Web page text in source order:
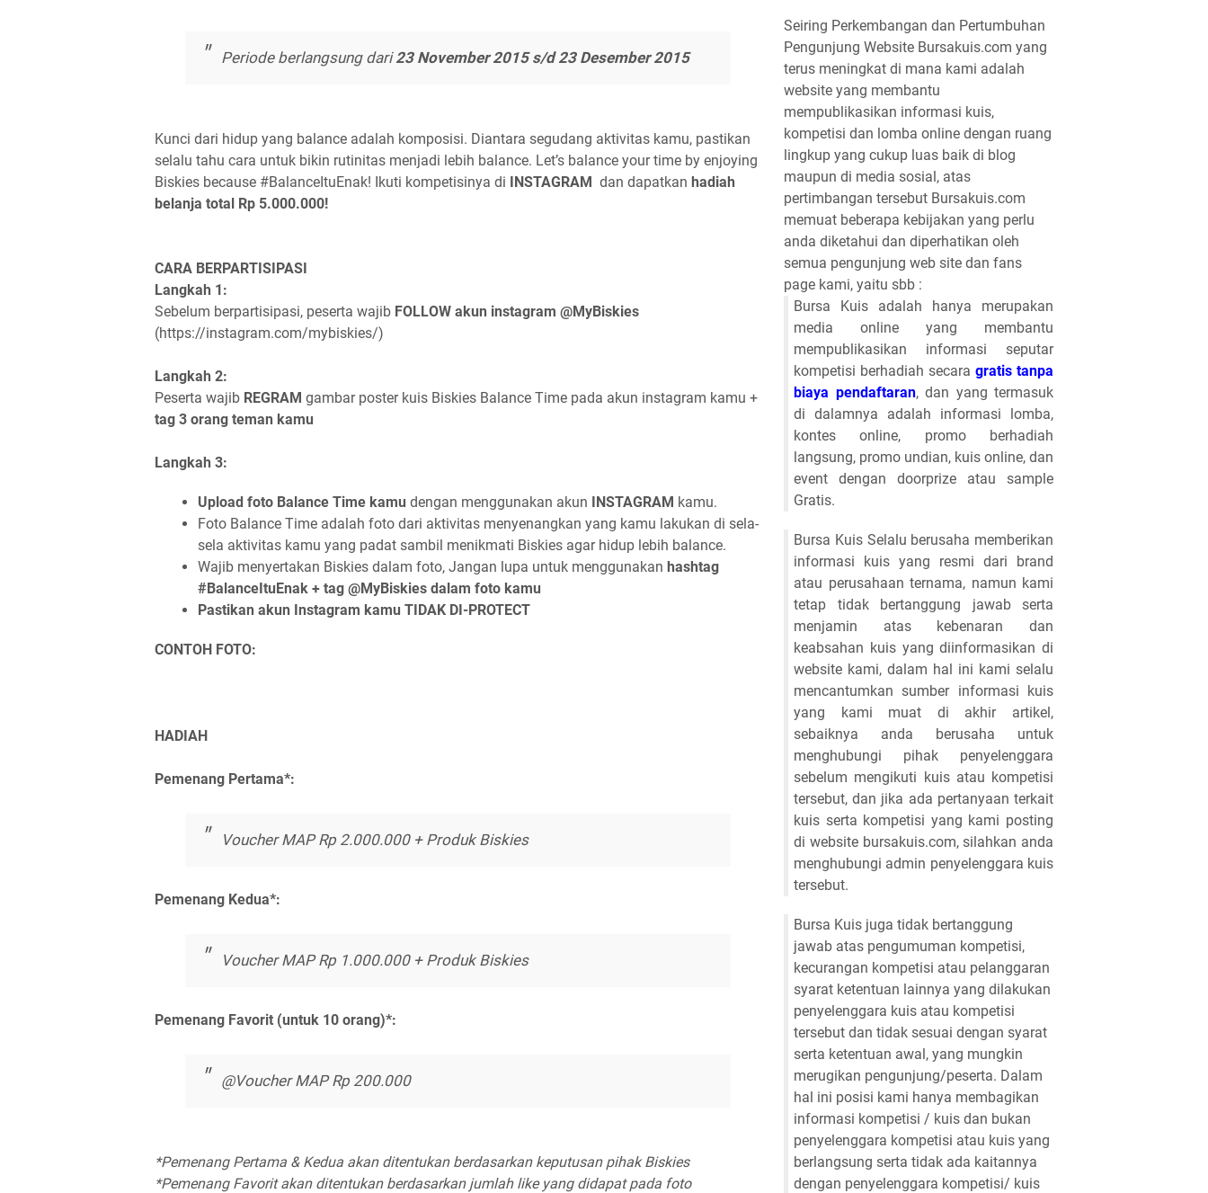
Periode berlangsung dari23 November 2015 s/d 23 Desember 2015
Kunci dari hidup yang balance adalah komposisi. Diantara segudang aktivitas kamu, pastikan
selalu tahu cara untuk bikin rutinitas menjadi lebih balance. Let’s balance your time by enjoying
Biskies because #BalanceItuEnak! Ikuti kompetisinya di
INSTAGRAM dan dapatkan hadiah
belanja total Rp 5.000.000!
CARA BERPARTISIPASI
Langkah 1:
Sebelum berpartisipasi, peserta wajib FOLLOW akun instagram @MyBiskies
(https://instagram.com/mybiskies/)
Langkah 2:
Peserta wajib REGRAM gambar poster kuis Biskies Balance Time pada akun instagram kamu +
tag 3 orang teman kamu
Langkah 3:
Upload foto Balance Time kamu dengan menggunakan akun INSTAGRAM kamu.
Foto Balance Time adalah foto dari aktivitas menyenangkan yang kamu lakukan di sela-
sela aktivitas kamu yang padat sambil menikmati Biskies agar hidup lebih balance.
Wajib menyertakan Biskies dalam foto, Jangan lupa untuk menggunakan hashtag
#BalanceItuEnak + tag @MyBiskies dalam foto kamu
Pastikan akun Instagram kamu TIDAK DI-PROTECT
CONTOH FOTO:
HADIAH
Pemenang Pertama*:
Voucher MAP Rp 2.000.000 + Produk Biskies
Pemenang Kedua*:
Voucher MAP Rp 1.000.000 + Produk Biskies
Pemenang Favorit (untuk 10 orang)*:
@Voucher MAP Rp 200.000
*Pemenang Pertama & Kedua akan ditentukan berdasarkan keputusan pihak Biskies
*Pemenang Favorit akan ditentukan berdasarkan jumlah like yang didapat pada foto
Seiring Perkembangan dan Pertumbuhan
Pengunjung Website Bursakuis.com yang
terus meningkat di mana kami adalah
website yang membantu
mempublikasikan informasi kuis,
kompetisi dan lomba online dengan ruang
lingkup yang cukup luas baik di blog
maupun di media sosial, atas
pertimbangan tersebut Bursakuis.com
memuat beberapa kebijakan yang perlu
anda diketahui dan diperhatikan oleh
semua pengunjung web site dan fans
page kami, yaitu sbb :
Bursa Kuis adalah hanya merupakan
media online yang membantu
mempublikasikan informasi seputar
kompetisi berhadiah secara gratis tanpa
biaya pendaftaran, dan yang termasuk
di dalamnya adalah informasi lomba,
kontes online, promo berhadiah
langsung, promo undian, kuis online, dan
event dengan doorprize atau sample
Gratis.
Bursa Kuis Selalu berusaha memberikan
informasi kuis yang resmi dari brand
atau perusahaan ternama, namun kami
tetap tidak bertanggung jawab serta
menjamin atas kebenaran dan
keabsahan kuis yang diinformasikan di
website kami, dalam hal ini kami selalu
mencantumkan sumber informasi kuis
yang kami muat di akhir artikel,
sebaiknya anda berusaha untuk
menghubungi pihak penyelenggara
sebelum mengikuti kuis atau kompetisi
tersebut, dan jika ada pertanyaan terkait
kuis serta kompetisi yang kami posting
di website bursakuis.com, silahkan anda
menghubungi admin penyelenggara kuis
tersebut.
Bursa Kuis juga tidak bertanggung
jawab atas pengumuman kompetisi,
kecurangan kompetisi atau pelanggaran
syarat ketentuan lainnya yang dilakukan
penyelenggara kuis atau kompetisi
tersebut dan tidak sesuai dengan syarat
serta ketentuan awal, yang mungkin
merugikan pengunjung/peserta. Dalam
hal ini posisi kami hanya membagikan
informasi kompetisi / kuis dan bukan
penyelenggara kompetisi atau kuis yang
berlangsung serta tidak ada kaitannya
dengan penyelenggara kompetisi/ kuis